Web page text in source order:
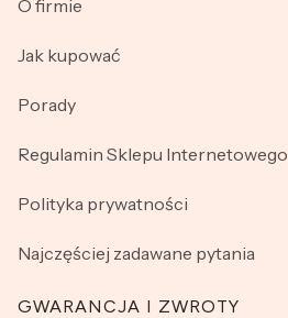
O firmie
Jak kupować
Porady
Regulamin Sklepu Internetowego
Polityka prywatności
Najczęściej zadawane pytania
GWARANCJA I ZWROTY